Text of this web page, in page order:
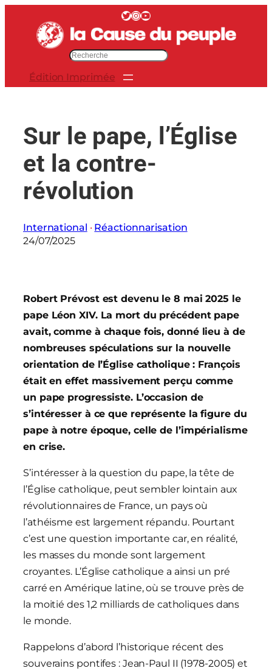
contenu
Twitter InstagramYouTube
c
e
Édition Imprimée
Sur le pape, l’Église
et la contre-
révolution
International · Réactionnarisation
24/07/2025
Robert Prévost est devenu le 8 mai 2025 le
pape Léon XIV. La mort du précédent pape
avait, comme à chaque fois, donné lieu à de
nombreuses spéculations sur la nouvelle
orientation de l’Église catholique : François
était en effet massivement perçu comme
un pape progressiste. L’occasion de
s’intéresser à ce que représente la figure du
pape à notre époque, celle de l’impérialisme
en crise.
S’intéresser à la question du pape, la tête de
l’Église catholique, peut sembler lointain aux
révolutionnaires de France, un pays où
l’athéisme est largement répandu. Pourtant
c’est une question importante car, en réalité,
les masses du monde sont largement
croyantes. L’Église catholique a ainsi un pré
carré en Amérique latine, où se trouve près de
la moitié des 1,2 milliards de catholiques dans
le monde.
Rappelons d’abord l’historique récent des
souverains pontifes : Jean-Paul II (1978-2005) et